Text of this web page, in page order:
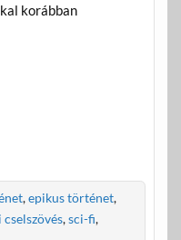
korábban
,epikus történet,
,sci-fi,